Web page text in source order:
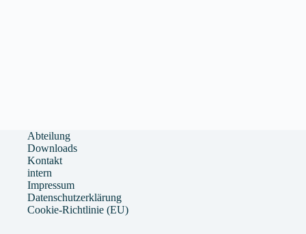
Abteilung
Downloads
Kontakt
intern
Impressum
Datenschutzerklärung
Cookie-Richtlinie (EU)